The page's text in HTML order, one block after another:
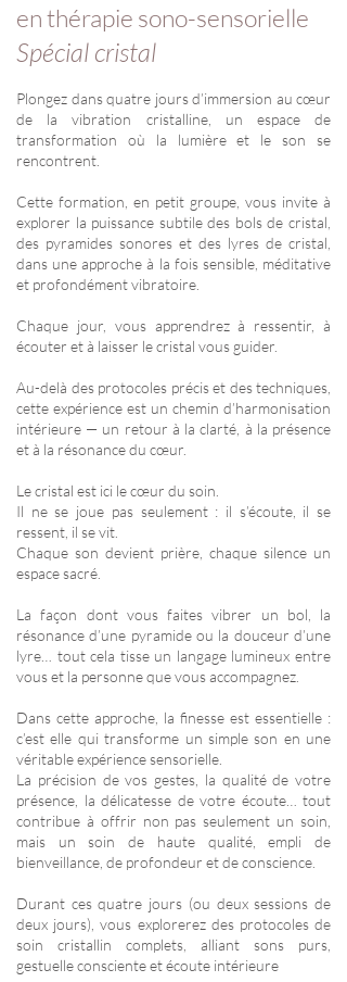
en thérapie sono-sensorielle
Spécial cristal
Plongez dans quatre jours d’immersion au cœur
de la vibration cristalline, un espace de
transformation où la lumière et le son se
rencontrent.
Cette formation, en petit groupe, vous invite à
explorer la puissance subtile des bols de cristal,
des pyramides sonores et des lyres de cristal,
dans une approche à la fois sensible, méditative
et profondément vibratoire.
Chaque jour, vous apprendrez à ressentir, à
écouter et à laisser le cristal vous guider.
Au-delà des protocoles précis et des techniques,
cette expérience est un chemin d’harmonisation
intérieure — un retour à la clarté, à la présence
et à la résonance du cœur.
Le cristal est ici le cœur du soin.
Il ne se joue pas seulement : il s’écoute, il se
ressent, il se vit.
Chaque son devient prière, chaque silence un
espace sacré.
La façon dont vous faites vibrer un bol, la
résonance d’une pyramide ou la douceur d’une
lyre… tout cela tisse un langage lumineux entre
vous et la personne que vous accompagnez.
Dans cette approche, la finesse est essentielle :
c’est elle qui transforme un simple son en une
véritable expérience sensorielle.
La précision de vos gestes, la qualité de votre
présence, la délicatesse de votre écoute… tout
contribue à offrir non pas seulement un soin,
mais un soin de haute qualité, empli de
bienveillance, de profondeur et de conscience.
Durant ces quatre jours (ou deux sessions de
deux jours), vous explorerez des protocoles de
soin cristallin complets, alliant sons purs,
gestuelle consciente et écoute intérieure